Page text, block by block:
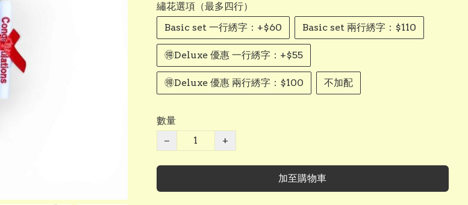
繡花選項（最多四行）
Basic set 一行綉字：+$60
Basic set 兩行綉字：$110
🉐Deluxe 優惠 一行綉字：+$55
🉐Deluxe 優惠 兩行綉字：$100 不加配
數量
−
+
加至購物車